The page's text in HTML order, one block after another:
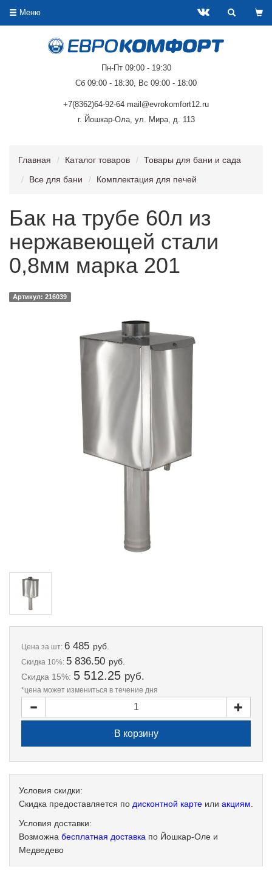
Меню
Пн-Пт 09:00 - 19:30
Сб 09:00 - 18:30, Вс 09:00 - 18:00
+7(8362)64-92-64 mail@evrokomfort12.ru
г. Йошкар-Ола, ул. Мира, д. 113
Главная Каталог товаров
Товары для бани и сада
Все для бани
Комплектация для печей
Бак на трубе 60л из
нержавеющей стали
0,8мм марка 201
Артикул: 216039
Цена за шт: 6 485 руб.
Скидка 10%: 5 836.50 руб.
Скидка 15%: 5 512.25 руб.
*цена может измениться в течение дня
Условия скидки:
Скидка предоставляется по дисконтной карте или акциям
Условия доставки:
Возможна бесплатная доставка по Йошкар-Оле и
Медведево